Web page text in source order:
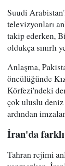
Suudi
televizyonları
takip ederken,
oldukça sınırlı
Anlaşma,
öncülüğünde
Körfezi'ndeki
çok uluslu
ardından
İran'da
Tahran rejimi